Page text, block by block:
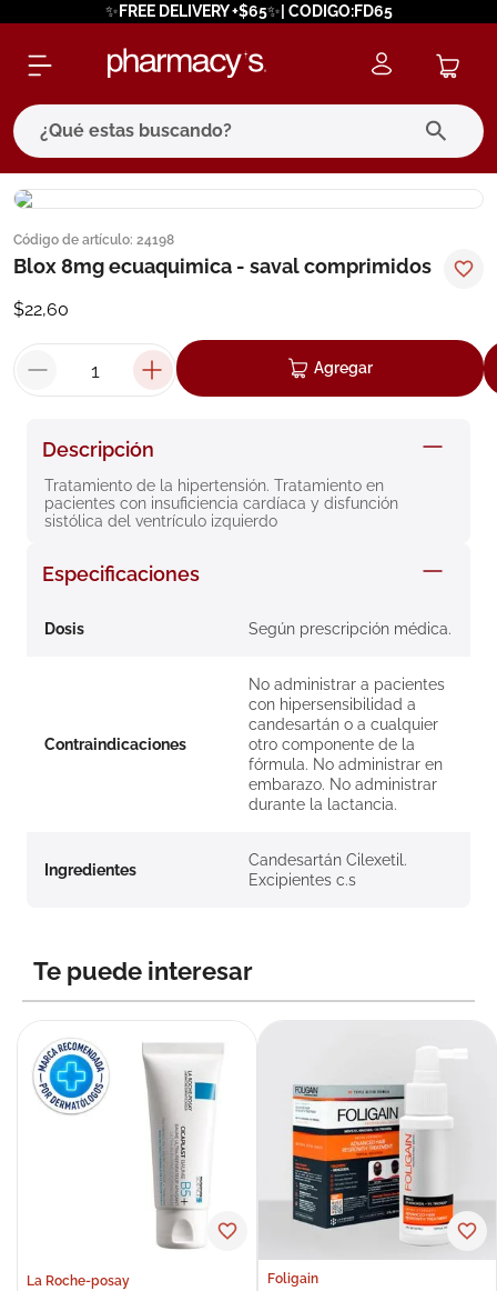
✨FREE DELIVERY +$65✨| CODIGO:FD65
¿Qué estas buscando?
Código de artículo: 24198
Blox 8mg ecuaquimica - saval comprimidos
$22,60
Agregar
Descripción
Tratamiento de la hipertensión. Tratamiento en
pacientes con insuficiencia cardíaca y disfunción
sistólica del ventrículo izquierdo
Especificaciones
Dosis Según prescripción médica.
Contraindicaciones
No administrar a pacientes
con hipersensibilidad a
candesartán o a cualquier
otro componente de la
fórmula. No administrar en
embarazo. No administrar
durante la lactancia.
Ingredientes
Candesartán Cilexetil.
Excipientes c.s
Te puede interesar
La Roche-posay Foligain
términos más buscados
1. eucerin
pilexil
5. cerave
6 degraler
7. megacistin
8. roche posay